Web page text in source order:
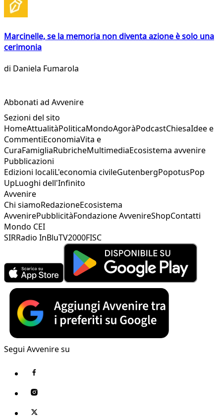
Marcinelle, se la memoria non diventa azione è solo una
cerimonia
di Daniela Fumarola
Abbonati ad Avvenire
Sezioni del sito
HomeAttualitàPoliticaMondoAgoràPodcastChiesaIdee e
CommentiEconomiaVita e
CuraFamigliaRubricheMultimediaEcosistema avvenire
Pubblicazioni
Edizioni localiL'economia civileGutenbergPopotusPop
UpLuoghi dell'Infinito
Avvenire
Chi siamoRedazioneEcosistema
AvvenirePubblicitàFondazione AvvenireShopContatti
Mondo CEI
SIRRadio InBluTV2000FISC
Segui Avvenire su